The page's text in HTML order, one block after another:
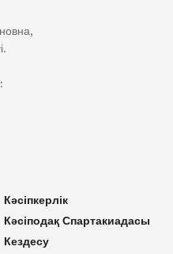
Кәсіпкерлік
Кәсіподақ Спартакиадасы
Кездесу